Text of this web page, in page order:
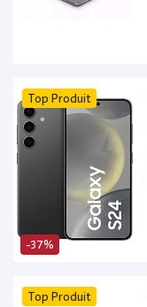
-37%
Top Produit
Top Produit